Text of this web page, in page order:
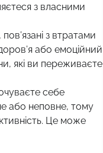
з власними
з втратами
або емоційний
які ви переживаєте
себе
або неповне, тому
Це може